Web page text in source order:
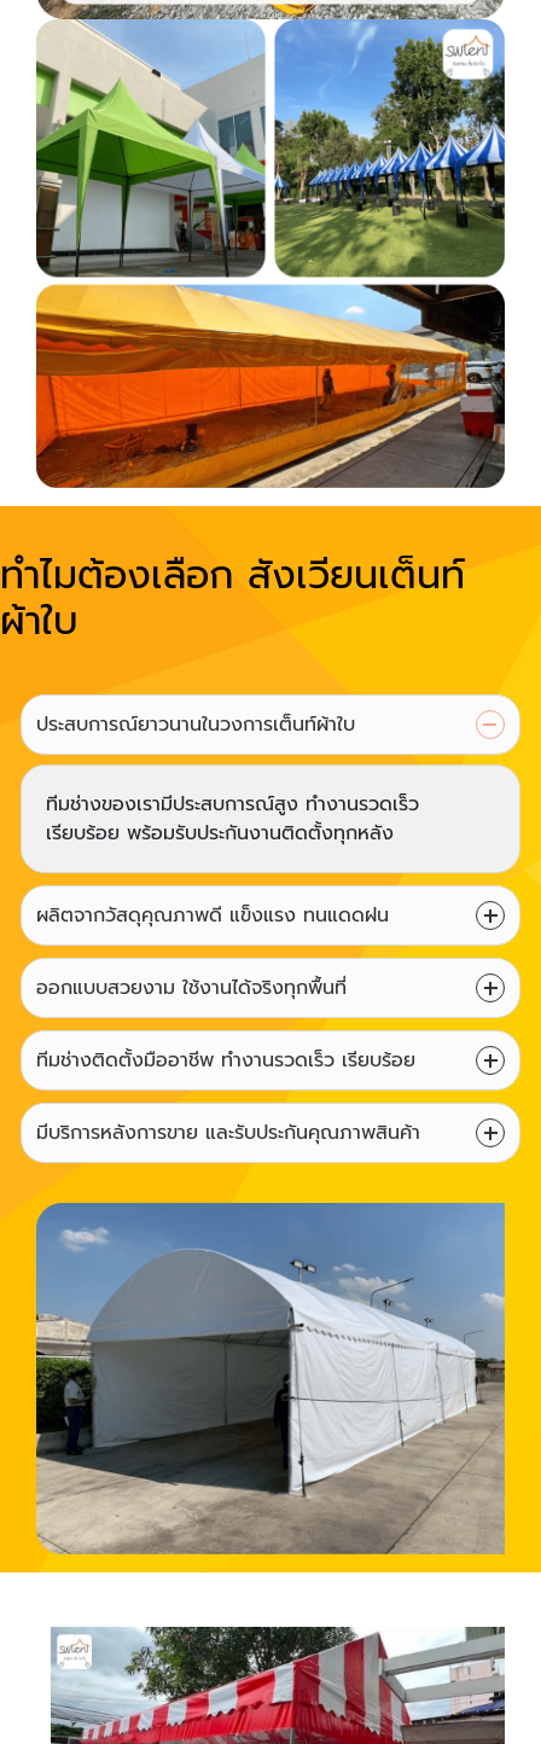
ทำไมต้องเลือก สังเวียนเต็นท์
ผ้าใบ
ประสบการณ์ยาวนานในวงการเต็นท์ผ้าใบ
ทีมช่างของเรามีประสบการณ์สูง ทำงานรวดเร็ว
เรียบร้อย พร้อมรับประกันงานติดตั้งทุกหลัง
ผลิตจากวัสดุคุณภาพดี แข็งแรง ทนแดดฝน
ออกแบบสวยงาม ใช้งานได้จริงทุกพื้นที่
ทีมช่างติดตั้งมืออาชีพ ทำงานรวดเร็ว เรียบร้อย
มีบริการหลังการขาย และรับประกันคุณภาพสินค้า